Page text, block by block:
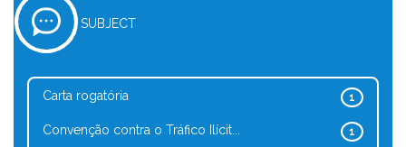
SUBJECT
1
Carta rogatória
1
Convenção contra o Tráfico Ilícit...